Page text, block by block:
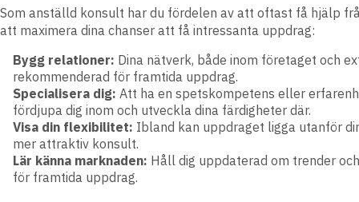
Som anställd konsult har du fördelen av att oftast få hjälp
att maximera dina chanser att få intressanta uppdrag:
Bygg relationer: Dina nätverk, både inom företaget och
rekommenderad för framtida uppdrag.
Specialisera dig: Att ha en spetskompetens eller
fördjupa dig inom och utveckla dina färdigheter där.
Visa din flexibilitet: Ibland kan uppdraget ligga utanför
mer attraktiv konsult.
Lär känna marknaden: Håll dig uppdaterad om trender
för framtida uppdrag.